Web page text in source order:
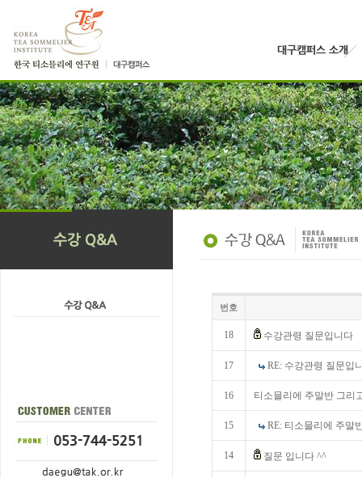
번호
18 수강관령 질문입니다
17 RE: 수강관령 질문입
16 티소믈리에 주말반 그리
15 RE: 티소믈리에 주말
14 질문 입니다 ^^